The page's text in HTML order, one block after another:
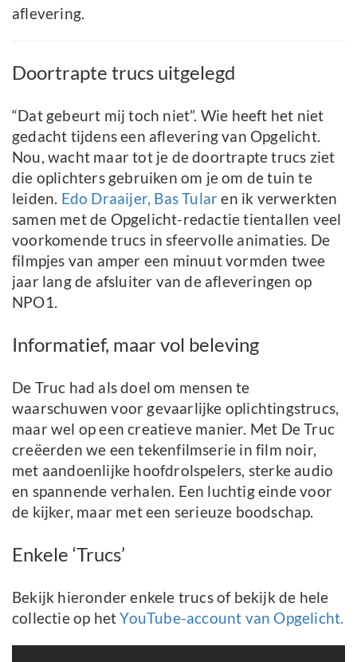
aflevering.
Doortrapte trucs uitgelegd
“Dat gebeurt mij toch niet”. Wie heeft het niet
gedacht tijdens een aflevering van Opgelicht.
Nou, wacht maar tot je de doortrapte trucs ziet
die oplichters gebruiken om je om de tuin te
leiden. Edo Draaijer, Bas Tularen ik verwerkten
samen met de Opgelicht-redactie tientallen veel
voorkomende trucs in sfeervolle animaties. De
filmpjes van amper een minuut vormden twee
jaar lang de afsluiter van de afleveringen op
NPO1.
Informatief, maar vol beleving
De Truc had als doel om mensen te
waarschuwen voor gevaarlijke oplichtingstrucs,
maar wel op een creatieve manier. Met De Truc
creëerden we een tekenfilmserie in film noir,
met aandoenlijke hoofdrolspelers, sterke audio
en spannende verhalen. Een luchtig einde voor
de kijker, maar met een serieuze boodschap.
Enkele ‘Trucs’
Bekijk hieronder enkele trucs of bekijk de hele
collectie op hetYouTube-account van Opgelicht.